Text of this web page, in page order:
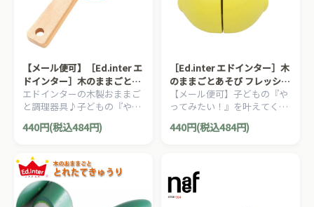
【メール便可】［Ed.inter エ
ドインター］木のままごとあ
そび ピーラー
エドインターの木製おままご
と調理器具♪子どもの『やっ
てみたい！』を叶えてくれる
エドインターの木のままごと
440円(税込484円)
［Ed.inter エドインター］木
のままごとあそび フレッシュ
レモン
【メール便可】子どもの『や
ってみたい！』を叶えてくれ
るエドインターの木のままご
とあそびシリーズ。木製おま
440円(税込484円)